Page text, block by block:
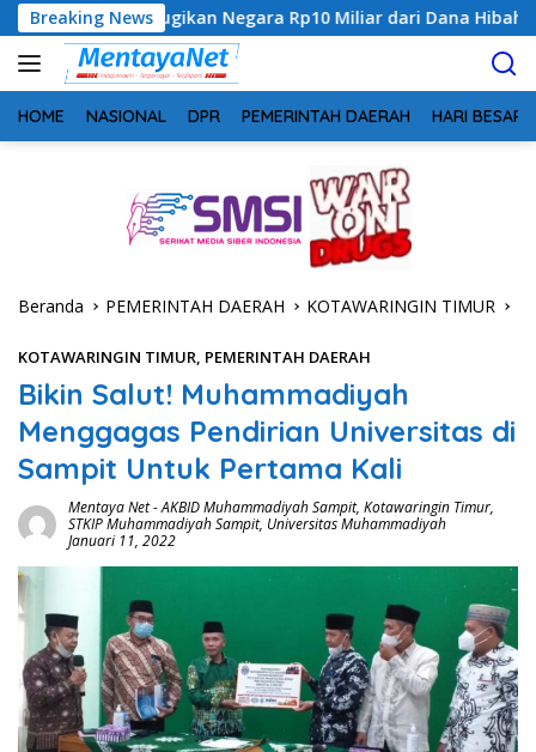
Langsung
ke
konten
Breaking News
Negara Rp10 Miliar dari Dana Hibah Rp40 Miliar
HOME NASIONAL DPR PEMERINTAH DAERAH HARI BESAR
Beranda PEMERINTAH DAERAH KOTAWARINGIN TIMUR
KOTAWARINGIN TIMUR, PEMERINTAH DAERAH
Bikin Salut! Muhammadiyah
Menggagas Pendirian Universitas di
Sampit Untuk Pertama Kali
Mentaya Net-AKBID Muhammadiyah Sampit, Kotawaringin Timur,
STKIP Muhammadiyah Sampit, Universitas Muhammadiyah
Januari 11, 2022